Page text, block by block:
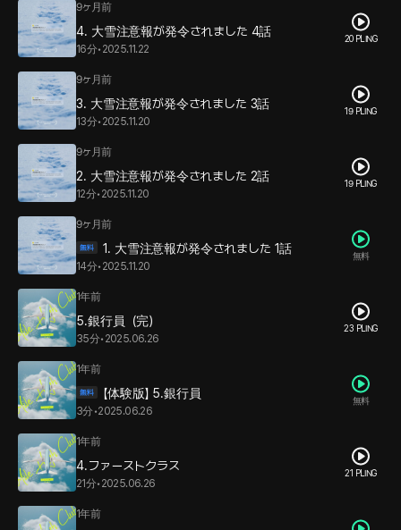
9ヶ月前
4. 大雪注意報が発令されました 4話
16分• 2025.11.22
20 PLING
9ヶ月前
3. 大雪注意報が発令されました 3話
13分• 2025.11.20
19 PLING
9ヶ月前
2. 大雪注意報が発令されました 2話
12分• 2025.11.20
19 PLING
9ヶ月前
1. 大雪注意報が発令されました 1話
14分• 2025.11.20
無料
1年前
5.銀行員（完）
35分• 2025.06.26
23 PLING
1年前
【体験版】 5.銀行員
3分•2025.06.26
無料
1年前
4.ファーストクラス
21分• 2025.06.26
21 PLING
1年前